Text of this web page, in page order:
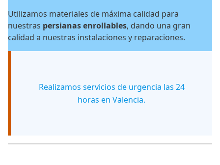
Utilizamos materiales de máxima calidad para
nuestras persianas enrollables, dando una gran
calidad a nuestras instalaciones y reparaciones.
Realizamos servicios de urgencia las 24
horas en Valencia.